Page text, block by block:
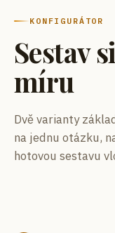
KONFIGURÁTOR
Sestav
míru
Dvě varianty
na jednu otázku,
hotovou sestavu